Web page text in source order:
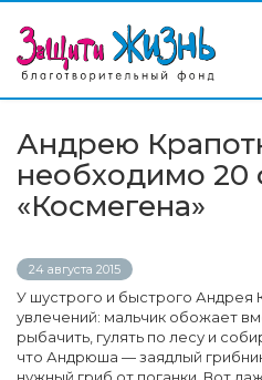
Андрею
необходимо 20
«Космегена»
24 августа 2015
У шустрого и быстрого Андрея
увлечений: мальчик обожает
рыбачить, гулять по лесу и
что Андрюша — заядлый